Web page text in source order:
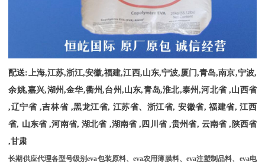
配送:上海,江苏,浙江,安徽,福建,江西,山东,宁波,厦门,青岛,南京,宁波,
余姚,嘉兴,湖州,金华,衢州,台州,山东,青岛,淮北,泰州,河北省 ,山西省
,辽宁省 ,吉林省 ,黑龙江省, 江苏省、浙江省, 安徽省, 福建省, 江西
省, 山东省 ,河南省, 湖北省 ,湖南省 , 四川省 ,贵州省, 云南省 , 陕西省
,甘肃
长期供应代理各型号级别eva包装原料、eva农用薄膜料、 eva注塑制品料、 eva电